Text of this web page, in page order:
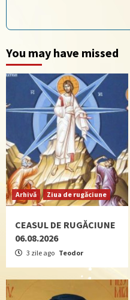
You may have missed
Arhivă Ziua de rugăciune
CEASUL DE RUGĂCIUNE
06.08.2026
3 zile ago Teodor